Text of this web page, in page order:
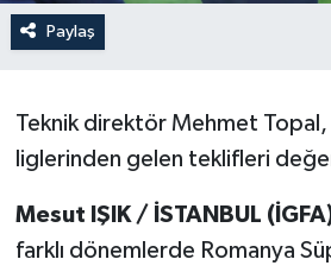
Paylaş
Teknik direktör Mehmet Topal,
liglerinden gelen teklifleri
Mesut IŞIK / İSTANBUL
farklı dönemlerde Romanya